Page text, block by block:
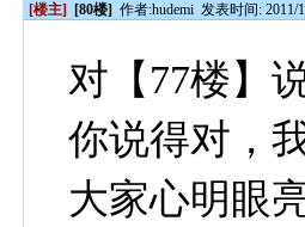
[楼主] [80楼] 作者:hudemi 发表时间: 2011/
对【77楼】
你说得对，
大家心明眼